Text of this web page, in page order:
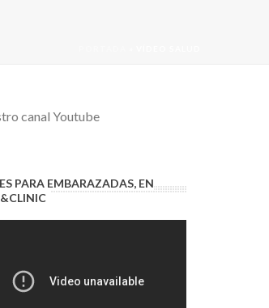
canal Youtube
PARA EMBARAZADAS, EN